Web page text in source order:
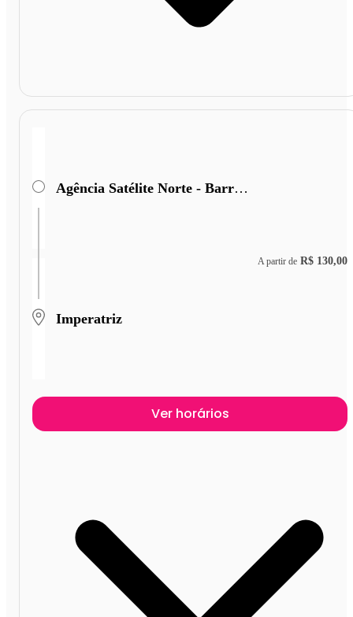
Agência Satélite Norte - Barra do Corda - MA
Imperatriz
A partir de R$ 130,00
Ver horários